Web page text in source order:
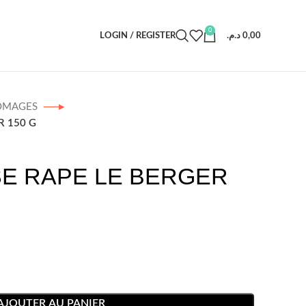
LOGIN / REGISTER
0
0,00 د.م.
150 G
RAPE LE BERGER
AU PANIER